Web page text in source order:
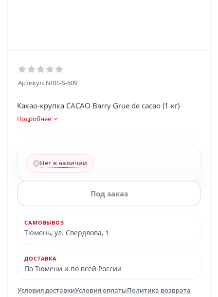
Артикул: NIBS-S-609
Какао-крупка CACAO Barry Grue de cacao (1 кг)
Подробнее
Нет в наличии
Под заказ
САМОВЫВОЗ
Тюмень, ул. Свердлова, 1
ДОСТАВКА
По Тюмени и по всей России
Условия доставкиУсловия оплатыПолитика возврата